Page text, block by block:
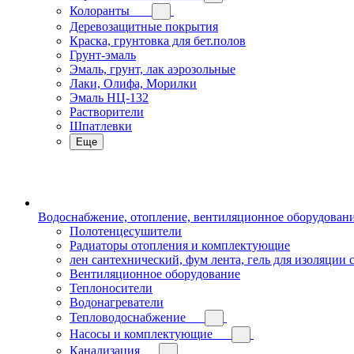
Колоранты
Деревозащитные покрытия
Краска, грунтовка для бет.полов
Грунт-эмаль
Эмаль, грунт, лак аэрозольные
Лаки, Олифа, Морилки
Эмаль НЦ-132
Растворители
Шпатлевки
Еще
Водоснабжение, отопление, вентиляционное
Полотенцесушители
Радиаторы отопления и комплектующие
лен сантехнический, фум лента, гель для изоляции
Вентиляционное оборудование
Теплоносители
Водонагреватели
Тепловодоснабжение
Насосы и комплектующие
Канализация